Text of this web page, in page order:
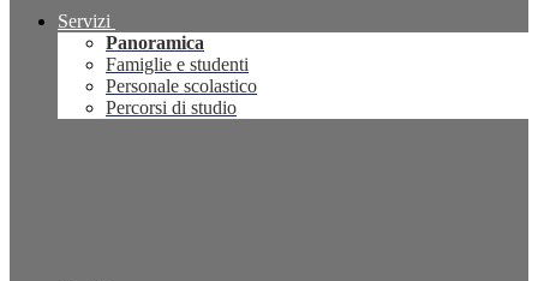
Servizi
Panoramica
Famiglie e studenti
Personale scolastico
Percorsi di studio